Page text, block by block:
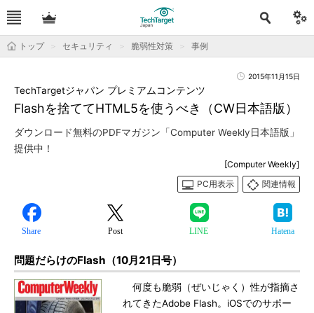
トップ セキュリティ 脆弱性対策 事例
2015年11月15日
Flashを捨ててHTML5を使うべき（CW日本語版）
TechTargetジャパン プレミアムコンテンツ
ダウンロード無料のPDFマガジン「Computer Weekly日本語版」
提供中！
[Computer Weekly]
PC用表示
関連情報
Share Post LINE Hatena
問題だらけのFlash（10月21日号）
何度も脆弱（ぜいじゃく）性が指摘さ
れてきたAdobe Flash。iOSでのサポー